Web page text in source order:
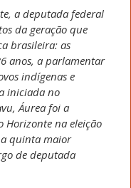
a deputada federal
da geração que
brasileira: as
anos, a parlamentar
indígenas e
iniciada no
Áurea foi a
Horizonte na eleição
a quinta maior
de deputada